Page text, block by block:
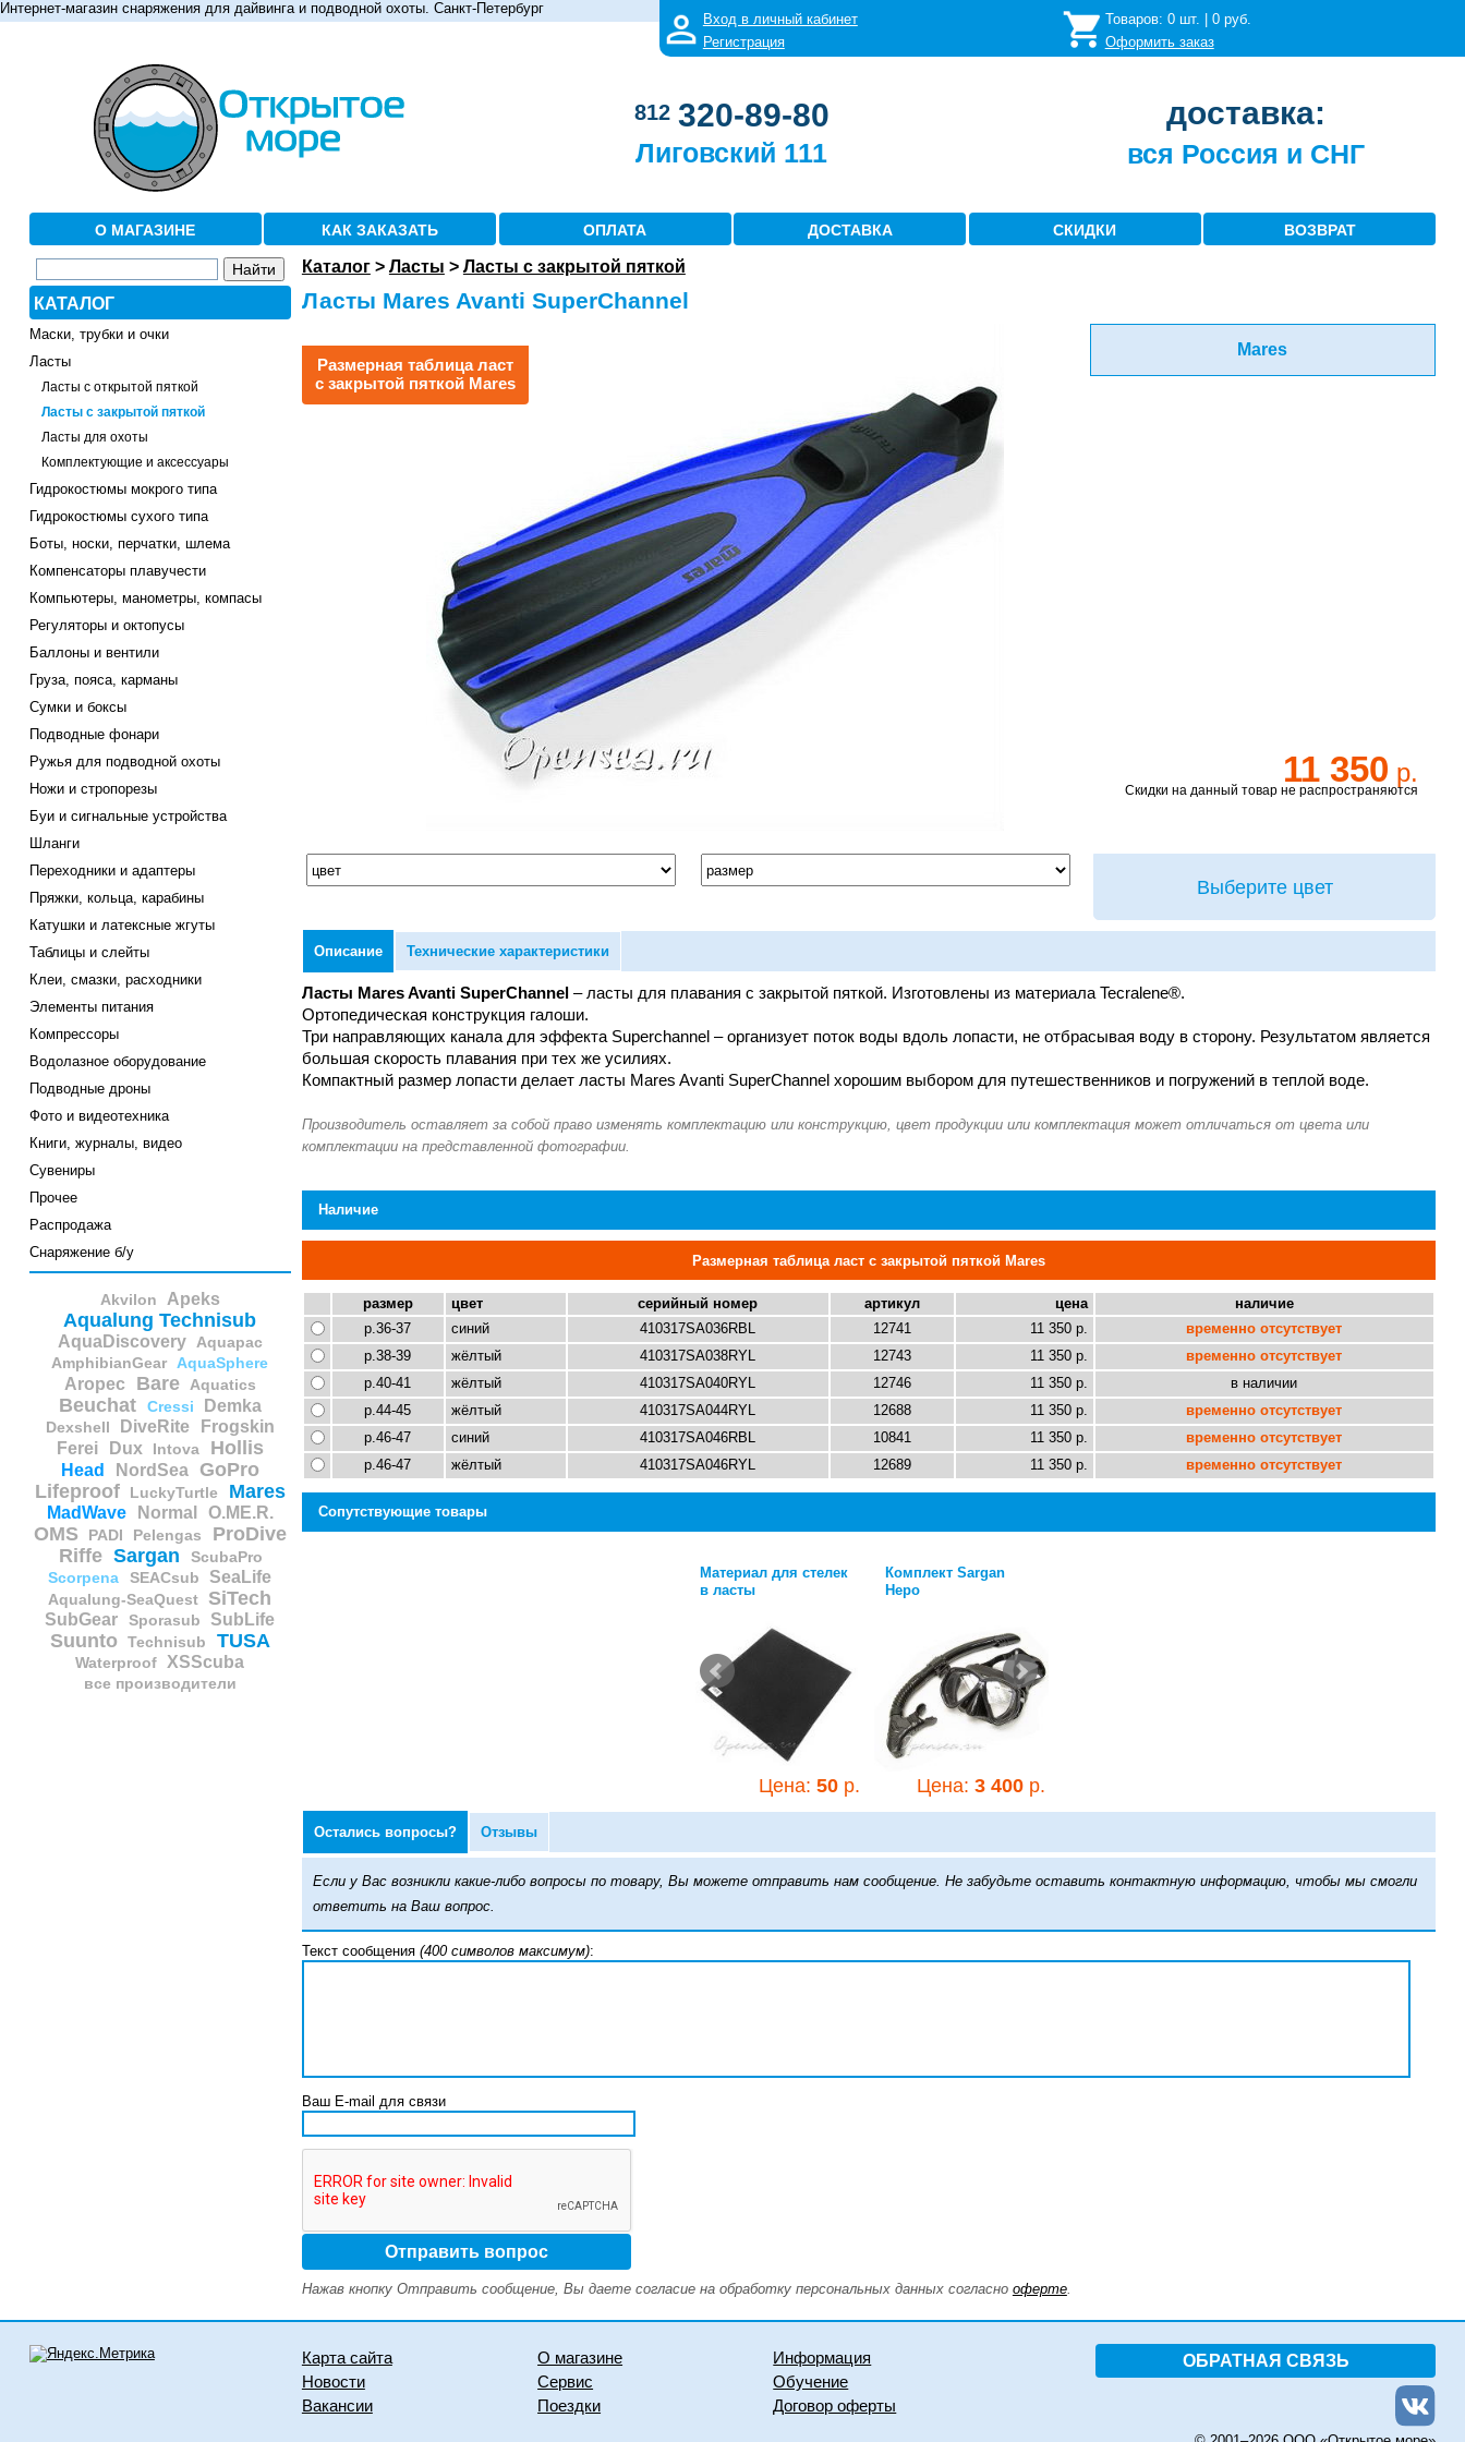
Интернет-магазин снаряжения для дайвинга и подводной охоты. Санкт-Петербург
Вход в личный кабинет
Регистрация
Товаров: 0шт. | 0руб.
Оформить заказ
812 320-89-80
Лиговский 111
доставка:
вся Россия и СНГ
О МАГАЗИНЕ КАК ЗАКАЗАТЬ ОПЛАТА ДОСТАВКА СКИДКИ ВОЗВРАТ
КАТАЛОГ
Маски, трубки и очки
Ласты
Ласты с открытой пяткой
Ласты с закрытой пяткой
Ласты для охоты
Комплектующие и аксессуары
Гидрокостюмы мокрого типа
Гидрокостюмы сухого типа
Боты, носки, перчатки, шлема
Компенсаторы плавучести
Компьютеры, манометры, компасы
Регуляторы и октопусы
Баллоны и вентили
Груза, пояса, карманы
Сумки и боксы
Подводные фонари
Ружья для подводной охоты
Ножи и стропорезы
Буи и сигнальные устройства
Шланги
Переходники и адаптеры
Пряжки, кольца, карабины
Катушки и латексные жгуты
Таблицы и слейты
Клеи, смазки, расходники
Элементы питания
Компрессоры
Водолазное оборудование
Подводные дроны
Фото и видеотехника
Книги, журналы, видео
Сувениры
Прочее
Распродажа
Снаряжение б/у
Akvilon Apeks
Aqualung Technisub
AquaDiscovery Aquapac
AmphibianGear AquaSphere
Aropec Bare Aquatics
Beuchat Cressi Demka
Dexshell DiveRite
Frogskin
Ferei
Dux Intova Hollis
Head NordSea
GoPro
Lifeproof
LuckyTurtle Mares
MadWave Normal O.ME.R.
OMS PADI Pelengas
ProDive
Riffe Sargan
ScubaPro
Scorpena
SEACsub SeaLife
Aqualung-SeaQuest SiTech
SubGear Sporasub SubLife
Suunto Technisub TUSA
Waterproof XSScuba
все производители
Каталог> Ласты > Ласты с закрытой пяткой
Ласты Mares Avanti SuperChannel
Размерная таблица ласт
с закрытой пяткой Mares
Mares
11 350 р.
Скидки на данный товар не распространяются
Выберите цвет
Описание Технические характеристики
Ласты Mares Avanti SuperChannel – ласты для плавания с закрытой пяткой. Изготовлены из материала Tecralene®.
Ортопедическая конструкция галоши.
Три направляющих канала для эффекта Superchannel – организует поток воды вдоль лопасти, не отбрасывая воду в сторону. Результатом является
большая скорость плавания при тех же усилиях.
Компактный размер лопасти делает ласты Mares Avanti SuperChannel хорошим выбором для путешественников и погружений в теплой воде.
Наличие
Размерная таблица ласт с закрытой пяткой Mares
размер цвет серийный номер артикул цена
наличие
р.36-37
синий 410317SA036RBL 12741 11 350 р.
временно отсутствует
р.38-39
жёлтый 410317SA038RYL 12743 11 350 р.
временно отсутствует
р.40-41
жёлтый 410317SA040RYL 12746 11 350 р.
в наличии
р.44-45
жёлтый 410317SA044RYL 12688 11 350 р.
временно отсутствует
р.46-47
синий 410317SA046RBL 10841 11 350 р.
временно отсутствует
р.46-47
жёлтый 410317SA046RYL 12689 11 350 р. временно отсутствует
Сопутствующие товары
Материал для стелек
в ласты
Цена: 50 р.
Комплект Sargan
Неро
Цена: 3 400 р.
Остались вопросы? Отзывы
Если у Вас возникли какие-либо вопросы по товару, Вы можете отправить нам сообщение. Не забудьте оставить контактную информацию, чтобы мы смогли
ответить на Ваш вопрос.
Текст сообщения (400 символов максимум):
Ваш E-mail для связи
Нажав кнопку Отправить сообщение, Вы даете согласие на обработку персональных данных согласно оферте.
ОБРАТНАЯ СВЯЗЬ
Карта сайта О магазине
Информация
Новости
Сервис
Обучение
Вакансии
Поездки Договор оферты